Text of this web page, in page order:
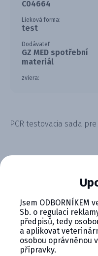
C04664
Lieková forma:
test
Dodávateľ
GZ MED spotřební
materiál
zviera:
PCR testovacia sada pre
CYMEDICA
SA VYPLÁCA
Zapojte sa do
Plus a získajte
veterinárnu prax,
Jsem ODBORNÍKEM
Sb. o regulaci
předpisů, tedy
a aplikovat
osobou oprávněnou
přípravky.